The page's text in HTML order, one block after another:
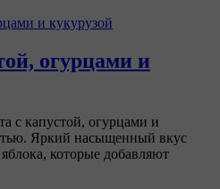
огурцами и
с капустой, огурцами и
Яркий насыщенный вкус
которые добавляют